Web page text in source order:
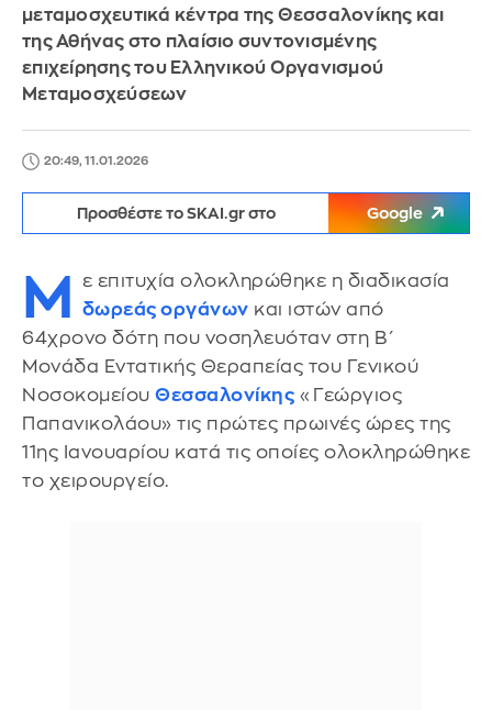
μεταμοσχευτικά κέντρα της Θεσσαλονίκης και
της Αθήνας στο πλαίσιο συντονισμένης
επιχείρησης του Ελληνικού Οργανισμού
Μεταμοσχεύσεων
20:49, 11.01.2026
Προσθέστε το SKAI.gr στο Google
Μ
ε επιτυχία ολοκληρώθηκε η διαδικασία
δωρεάς οργάνων και ιστών από
64χρονο δότη που νοσηλευόταν στη Β΄
Μονάδα Εντατικής Θεραπείας του Γενικού
Νοσοκομείου Θεσσαλονίκης «Γεώργιος
Παπανικολάου» τις πρώτες πρωινές ώρες της
11ης Ιανουαρίου κατά τις οποίες ολοκληρώθηκε
το χειρουργείο.